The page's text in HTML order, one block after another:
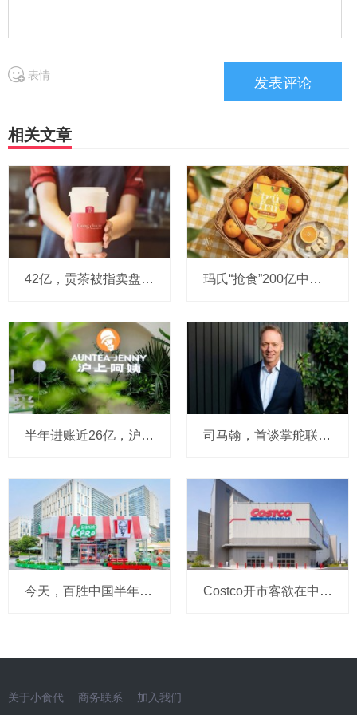
表情
相关文章
42亿，贡茶被指卖盘在即：有“新茶饮祖师爷”之称，贝恩资本拟接手 玛氏“抢食”200亿中国巧克力市场，多了个新筹码：首次引进新收购的Trü Frü，“冻干水果+巧克力”能成为零食新风口吗？
半年进账近26亿，沪上阿姨高层今天说：外卖点奶茶习惯不可逆，全年拟新开2000～3000店，咖啡杯量占比已稳在10%以上，茶瀑布对标蜜雪要改 司马翰，首谈掌舵联合利华往事：离任前与董事会确有分歧，对亲手任命的继任者充满信心，领导力是一段充满趣味的旅程
今天，百胜中国半年报出炉：CEO屈翠容说买下必胜客后明年起加速开店，肯悦咖啡今年冲20亿，轻食等新业态剑指10亿 Costco开市客欲在中国大陆按下“加速键”？2026～2030财年或想新增9家店，和劲敌山姆的“剧本”越来越像
关于小食代 商务联系 加入我们